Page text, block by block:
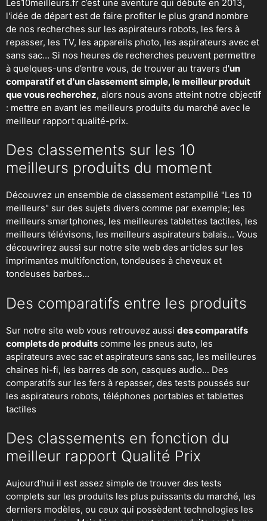
Les10meilleurs.fr c’est une aventure qui débute en 2013,
l'idée de départ est de faire profiter le plus grand nombre
de nos recherches sur les aspirateurs robots, les fers à
repasser, les TV, les appareils photo, les aspirateurs avec et
sans sac… Si nos heures de recherches peuvent permettre
à quelques-uns d’entre vous, de trouver au travers d'un
comparatif et d'un classement simple, le meilleur produit
que vous recherchez, alors nous avons atteint notre objectif
: mettre en avant les meilleurs produits du marché avec le
meilleur rapport qualité-prix.
Des classements sur les 10
meilleurs produits du moment
Découvrez un ensemble de classement estampillé "Les 10
meilleurs" sur des sujets divers comme par exemple; les
meilleurs smartphones, les meilleures tablettes tactiles, les
meilleurs télévisons, les meilleurs aspirateurs balais... Vous
découvrirez aussi sur notre site web des articles sur les
imprimantes multifonction, tondeuses à cheveux et
tondeuses barbes...
Des comparatifs entre les produits
Sur notre site web vous retrouvez aussi des comparatifs
complets de produits comme les pneus auto, les
aspirateurs avec sac et aspirateurs sans sac, les meilleures
chaines hi-fi, les barres de son, casques audio... Des
comparatifs sur les fers à repasser, des tests poussés sur
les aspirateurs robots, téléphones portables et tablettes
tactiles
Des classements en fonction du
meilleur rapport Qualité Prix
Aujourd'hui il est assez simple de trouver des tests
complets sur les produits les plus puissants du marché, les
derniers modèles, ou ceux qui possèdent technologies les